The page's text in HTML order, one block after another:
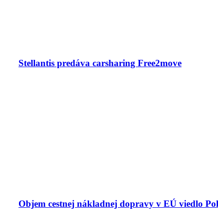
Stellantis predáva carsharing Free2move
Objem cestnej nákladnej dopravy v EÚ viedlo